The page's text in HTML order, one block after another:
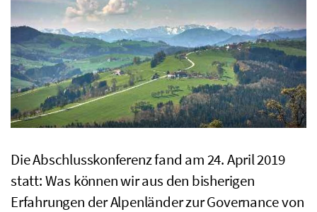
Die Abschlusskonferenz fand am 24. April 2019
statt: Was können wir aus den bisherigen
Erfahrungen der Alpenländer zurGovernancevon